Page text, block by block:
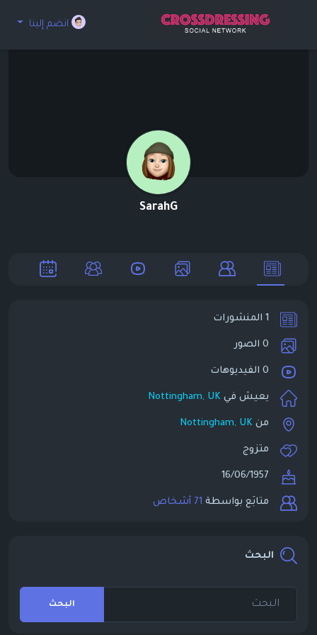
انضم إلينا
SarahG
1 المنشورات
0 الصور
0 الفيديوهات
يعيش في Nottingham, UK
من Nottingham, UK
متزوج
16/06/1957
متابَع بواسطة 71 أشخاص
البحث
البحث